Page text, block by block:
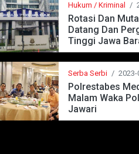
Hukum / Kriminal /
Rotasi Dan
Datang Dan
Tinggi Jawa
Serba Serbi / 2023-
Polrestabes
Malam Waka
Jawari